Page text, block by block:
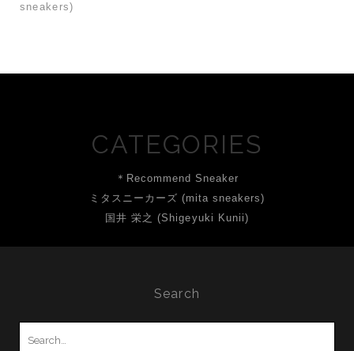
sneakers)
CATEGORIES
＊Recommend Sneaker
ミタスニーカーズ (mita sneakers)
国井 栄之 (Shigeyuki Kunii)
Search